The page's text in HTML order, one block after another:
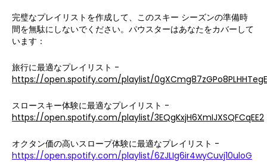
完璧なプレイリストを作成して、このスキー シーズンの準備時
間を無駄にしないでください。パウスターはあなたをカバーして
います：
旅行に最適なプレイリスト -
https://open.spotify.com/playlist/
スロースキー体験に最適なプレイリスト -
https://open.spotify.com/playlist/3EQgKxjH6XmIJXSQFCqEE2
オクタン価の高いスロープ体験に最適なプレイリスト -
https://open.spotify.com/playlist/6ZJLIg6ir4wyCuvj10uloG